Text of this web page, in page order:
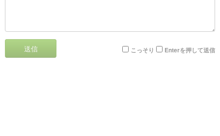
送信 こっそり Enterを押して送信